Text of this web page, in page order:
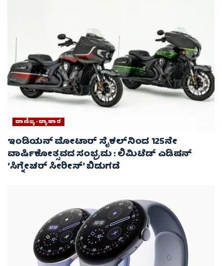
ವಾಣಿಜ್ಯ-ವ್ಯಾಪಾರ
ಇಂಡಿಯನ್ ಮೋಟಾರ್‌ ಸೈಕಲ್‌ನಿಂದ 125ನೇ
ವಾರ್ಷಿಕೋತ್ಸವದ ಸಂಭ್ರಮ : ಲಿಮಿಟೆಡ್ ಎಡಿಷನ್
‘ಸಿಗ್ನೇಚರ್ ಸೀರೀಸ್’ ಬಿಡುಗಡೆ